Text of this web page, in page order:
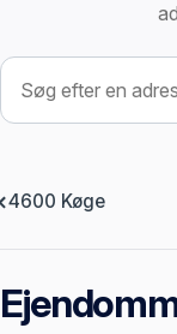
Søg efter ejendom
4600 Køge